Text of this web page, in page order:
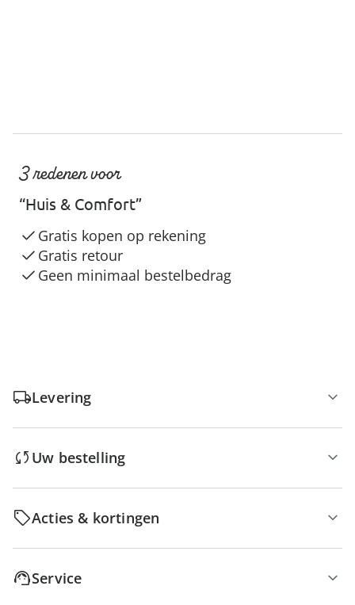
3 redenen voor
“Huis & Comfort”
Gratis kopen op rekening
Gratis retour
Geen minimaal bestelbedrag
Levering
Uw bestelling
Acties & kortingen
Service